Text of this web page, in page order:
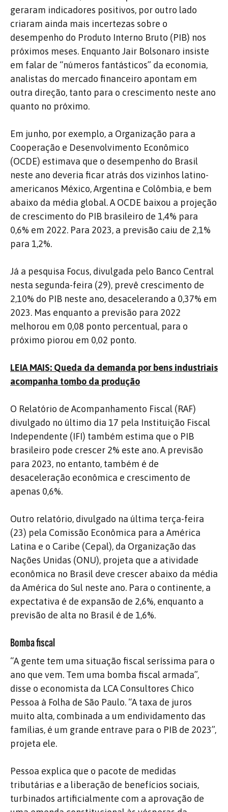
geraram indicadores positivos, por outro lado
criaram ainda mais incertezas sobre o
desempenho do Produto Interno Bruto (PIB) nos
próximos meses. Enquanto Jair Bolsonaro insiste
em falar de “números fantásticos” da economia,
analistas do mercado financeiro apontam em
outra direção, tanto para o crescimento neste ano
quanto no próximo.
Em junho, por exemplo, a Organização para a
Cooperação e Desenvolvimento Econômico
(OCDE) estimava que o desempenho do Brasil
neste ano deveria ficar atrás dos vizinhos latino-
americanos México, Argentina e Colômbia, e bem
abaixo da média global. A OCDE baixou a projeção
de crescimento do PIB brasileiro de 1,4% para
0,6% em 2022. Para 2023, a previsão caiu de 2,1%
para 1,2%.
Já a pesquisa Focus, divulgada pelo Banco Central
nesta segunda-feira (29), prevê crescimento de
2,10% do PIB neste ano, desacelerando a 0,37% em
2023. Mas enquanto a previsão para 2022
melhorou em 0,08 ponto percentual, para o
próximo piorou em 0,02 ponto.
LEIA MAIS: Queda da demanda por bens industriais
acompanha tombo da produção
O Relatório de Acompanhamento Fiscal (RAF)
divulgado no último dia 17 pela Instituição Fiscal
Independente (IFI) também estima que o PIB
brasileiro pode crescer 2% este ano. A previsão
para 2023, no entanto, também é de
desaceleração econômica e crescimento de
apenas 0,6%.
Outro relatório, divulgado na última terça-feira
(23) pela Comissão Econômica para a América
Latina e o Caribe (Cepal), da Organização das
Nações Unidas (ONU), projeta que a atividade
econômica no Brasil deve crescer abaixo da média
da América do Sul neste ano. Para o continente, a
expectativa é de expansão de 2,6%, enquanto a
previsão de alta no Brasil é de 1,6%.
Bomba fiscal
“A gente tem uma situação fiscal seríssima para o
ano que vem. Tem uma bomba fiscal armada”,
disse o economista da LCA Consultores Chico
Pessoa à Folha de São Paulo. “A taxa de juros
muito alta, combinada a um endividamento das
famílias, é um grande entrave para o PIB de 2023”,
projeta ele.
Pessoa explica que o pacote de medidas
tributárias e a liberação de benefícios sociais,
turbinados artificialmente com a aprovação de